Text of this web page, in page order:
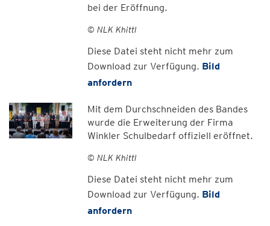
bei der Eröffnung.
© NLK Khittl
Diese Datei steht nicht mehr zum
Download zur Verfügung. Bild
anfordern
Mit dem Durchschneiden des Bandes
wurde die Erweiterung der Firma
Winkler Schulbedarf offiziell eröffnet.
© NLK Khittl
Diese Datei steht nicht mehr zum
Download zur Verfügung. Bild
anfordern